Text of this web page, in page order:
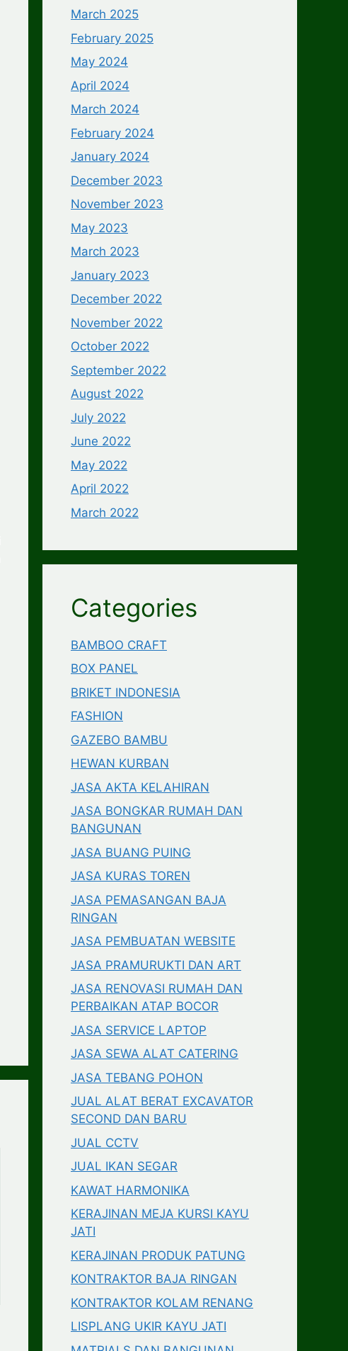
March 2025
February 2025
May 2024
April 2024
March 2024
February 2024
January 2024
December 2023
November 2023
May 2023
March 2023
January 2023
December 2022
November 2022
October 2022
September 2022
August 2022
July 2022
June 2022
May 2022
April 2022
March 2022
Categories
BAMBOO CRAFT
BOX PANEL
BRIKET INDONESIA
FASHION
GAZEBO BAMBU
HEWAN KURBAN
JASA AKTA KELAHIRAN
JASA BONGKAR RUMAH DAN
BANGUNAN
JASA BUANG PUING
JASA KURAS TOREN
JASA PEMASANGAN BAJA
RINGAN
JASA PEMBUATAN WEBSITE
JASA PRAMURUKTI DAN ART
JASA RENOVASI RUMAH DAN
PERBAIKAN ATAP BOCOR
JASA SERVICE LAPTOP
JASA SEWA ALAT CATERING
JASA TEBANG POHON
JUAL ALAT BERAT EXCAVATOR
SECOND DAN BARU
JUAL CCTV
JUAL IKAN SEGAR
KAWAT HARMONIKA
KERAJINAN MEJA KURSI KAYU
JATI
KERAJINAN PRODUK PATUNG
KONTRAKTOR BAJA RINGAN
KONTRAKTOR KOLAM RENANG
LISPLANG UKIR KAYU JATI